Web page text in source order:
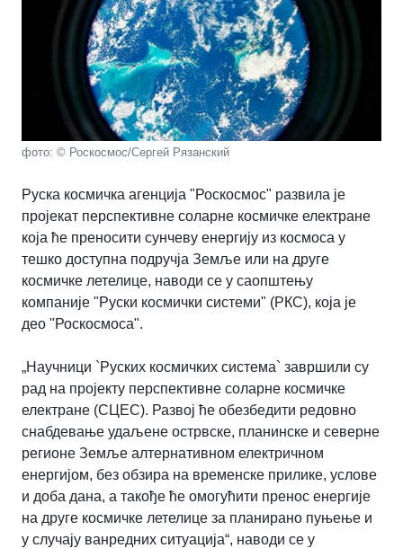
фото: © Роскосмос/Сергей Рязанский
Руска космичка агенција "Роскосмос" развила је
пројекат перспективне соларне космичке електране
која ће преносити сунчеву енергију из космоса у
тешко доступна подручја Земље или на друге
космичке летелице, наводи се у саопштењу
компаније "Руски космички системи" (РКС), која је
део "Роскосмоса".
„Научници `Руских космичких система` завршили су
рад на пројекту перспективне соларне космичке
електране (СЦЕС). Развој ће обезбедити редовно
снабдевање удаљене острвске, планинске и северне
регионе Земље алтернативном електричном
енергијом, без обзира на временске прилике, услове
и доба дана, а такође ће омогућити пренос енергије
на друге космичке летелице за планирано пуњење и
у случају ванредних ситуација“, наводи се у